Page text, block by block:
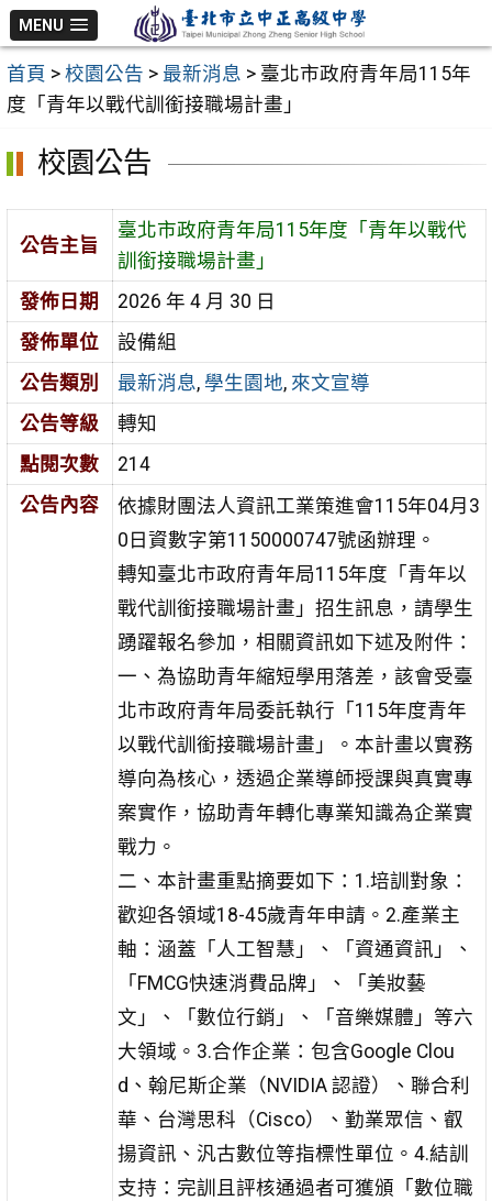
跳
至
主
要
MENU
首頁 > 校園公告 > 最新消息 > 臺北市政府青年局115年
度「青年以戰代訓銜接職場計畫」
校園公告
公告主旨
臺北市政府青年局115年度「青年以戰代
訓銜接職場計畫」
發佈日期
2026 年 4 月 30 日
發佈單位
設備組
公告類別
最新消息, 學生園地, 來文宣導
公告等級
轉知
點閱次數
214
公告內容
依據財團法人資訊工業策進會115年04月3
0日資數字第1150000747號函辦理。
轉知臺北市政府青年局115年度「青年以
戰代訓銜接職場計畫」招生訊息，請學生
踴躍報名參加，相關資訊如下述及附件：
一、為協助青年縮短學用落差，該會受臺
北市政府青年局委託執行「115年度青年
以戰代訓銜接職場計畫」。本計畫以實務
導向為核心，透過企業導師授課與真實專
案實作，協助青年轉化專業知識為企業實
戰力。
二、本計畫重點摘要如下：1.培訓對象：
歡迎各領域18-45歲青年申請。2.產業主
軸：涵蓋「人工智慧」、「資通資訊」、
「FMCG快速消費品牌」、「美妝藝
文」、「數位行銷」、「音樂媒體」等六
大領域。3.合作企業：包含Google Clou
d、翰尼斯企業（NVIDIA 認證）、聯合利
華、台灣思科（Cisco）、勤業眾信、叡
揚資訊、汎古數位等指標性單位。4.結訓
支持：完訓且評核通過者可獲頒「數位職